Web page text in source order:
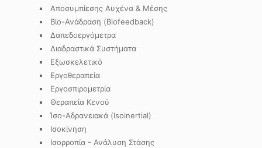
Αποσυμπίεσης Αυχένα & Μέσης
Βίο-Ανάδραση (Biofeedback)
Δαπεδοεργόμετρα
Διαδραστικά Συστήματα
Εξωσκελετικό
Εργοθεραπεία
Εργοσπιρομετρία
Θεραπεία Κενού
Ίσο-Αδρανειακά (Isoinertial)
Ισοκίνηση
Ισορροπία - Ανάλυση Στάσης